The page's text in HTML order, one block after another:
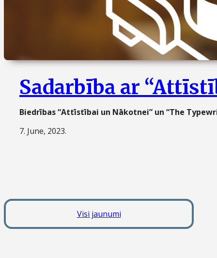
Sadarbība ar
Biedrības “Attīstībai un Nākotnei” un “The
7. June, 2023.
Visi jaunumi